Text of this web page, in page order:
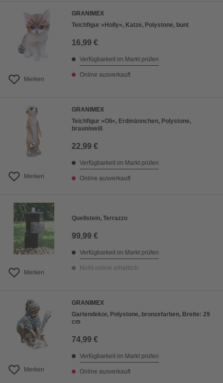
Merken
GRANIMEX
Teichfigur »Holly«, Katze, Polystone, bunt
16,99 €
Verfügbarkeit im Markt prüfen
Online ausverkauft
Merken
GRANIMEX
Teichfigur »Oli«, Erdmännchen, Polystone,
braun/weiß
22,99 €
Verfügbarkeit im Markt prüfen
Online ausverkauft
Merken
Quellstein, Terrazzo
99,99 €
Verfügbarkeit im Markt prüfen
Nicht online erhältlich
Merken
GRANIMEX
Gartendekor, Polystone, bronzefarben, Breite: 29
cm
74,99 €
Verfügbarkeit im Markt prüfen
Online ausverkauft